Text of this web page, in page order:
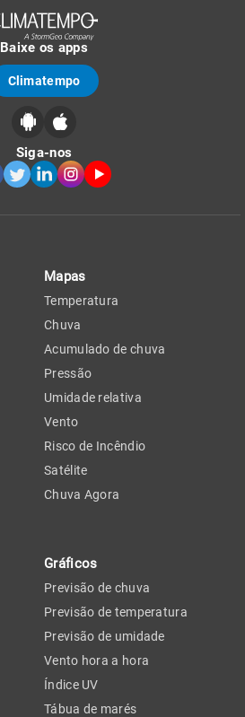
Baixe os apps
Climatempo
Siga-nos
Mapas
Temperatura
Chuva
Acumulado de chuva
Pressão
Umidade relativa
Vento
Risco de Incêndio
Satélite
Chuva Agora
Gráficos
Previsão de chuva
Previsão de temperatura
Previsão de umidade
Vento hora a hora
Índice UV
Tábua de marés